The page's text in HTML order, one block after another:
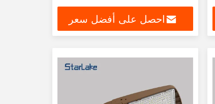
احصل على أفضل سعر